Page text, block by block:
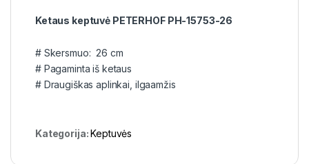
Ketaus keptuvė PETERHOF PH-15753-26
# Skersmuo: 26 cm
# Pagaminta iš ketaus
# Draugiškas aplinkai, ilgaamžis
Kategorija:Keptuvės